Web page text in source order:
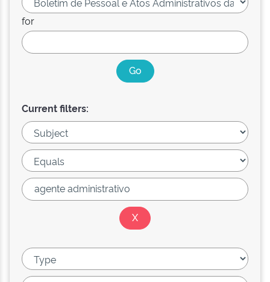
for
Current filters: